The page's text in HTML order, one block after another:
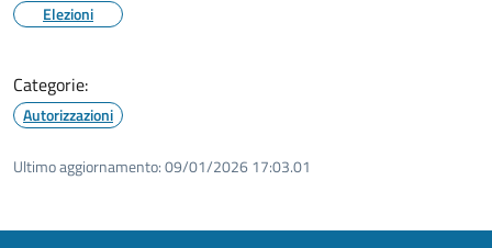
Elezioni
Categorie:
Autorizzazioni
Ultimo aggiornamento:09/01/2026 17:03.01